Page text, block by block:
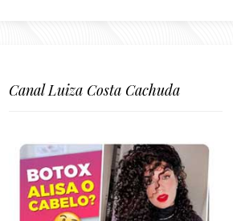
Canal Luiza Costa Cachuda